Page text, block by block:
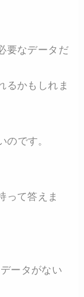
要なデータだ
るかもしれま
のです。
って答えま
ータがない